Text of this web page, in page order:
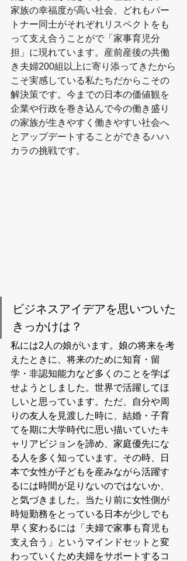
家族の幸福度が高い社会、どれもパー
トナー同士がそれぞれリスペクトをも
って支え合うことがで「家事育児分
担」に現れています。産前産後の共働
き夫婦200組以上に寄り添ってきたから
こそ実感している私たちだからこその
解決策です。今までの日本の価値観を
企業や行政を巻き込んで今の働き盛り
の家族が生きやすく働きやすい社会へ
とアップデートすることができるハハ
カラの挑戦です。
ビジネスアイデアを思いついた
きっかけは？
私には2人の娘がいます。娘の将来を考
えたときに、将来のために知育・留
学・非認知能力など多くのことを学ば
せようとしました。世界で活躍してほ
しいと思っています。ただ、自分や周
りの友人を見渡した時に、結婚・子育
てを期に大学時代に思い描いていたキ
ャリアビジョンを諦め、家庭優先にな
る人を多く知っています。その時、日
本で女性が子どもを産みながら活躍す
るには時間が足りないのではないか、
と気づきました。当たり前に女性側が
時短勤務をとっている日本が少しでも
早く変わるには「夫婦で家事も育児も
支え合う」というマインドセットと変
わっていくため夫婦をサポートするコ